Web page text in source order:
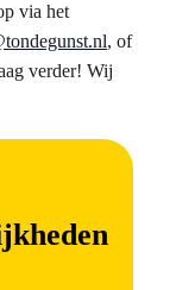
via het
, of
verder! Wij